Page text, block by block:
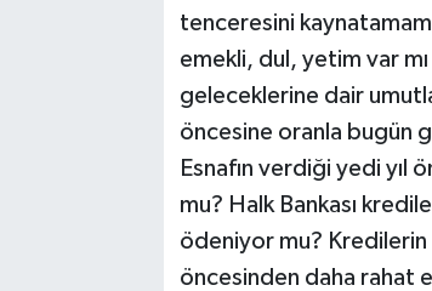
tenceresini
emekli, dul, yetim var
geleceklerine dair
öncesine oranla bugün
Esnafın verdiği yedi yıl
mu? Halk Bankası
ödeniyor mu? Kredilerin
öncesinden daha rahat